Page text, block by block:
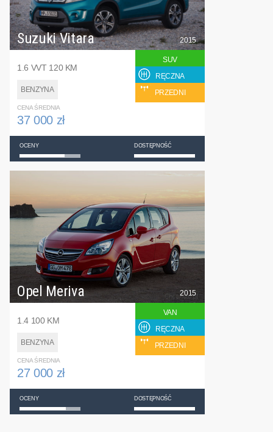
Suzuki Vitara
1.6 VVT 120 KM
BENZYNA
2015
SUV
RĘCZNA
PRZEDNI
CENA ŚREDNIA
37 000 zł
OCENY DOSTĘPNOŚĆ
Opel Meriva
1.4 100 KM
BENZYNA
2015
VAN
RĘCZNA
PRZEDNI
CENA ŚREDNIA
27 000 zł
OCENY DOSTĘPNOŚĆ